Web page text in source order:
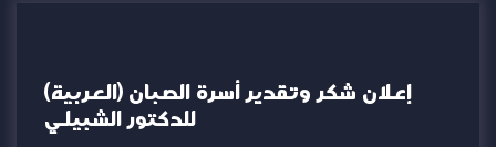
(العربية) إعلان شكر وتقدير أسرة الصبان
للدكتور الشبيلي